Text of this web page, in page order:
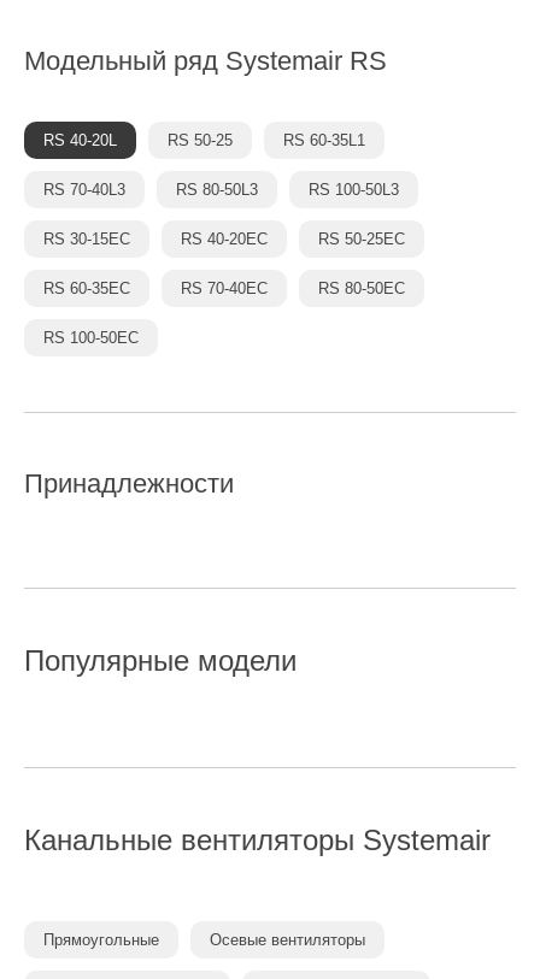
Модельный ряд Systemair RS
RS 40-20L RS 50-25 RS 60-35L1
RS 70-40L3 RS 80-50L3 RS 100-50L3
RS 30-15EC RS 40-20EC RS 50-25EC
RS 60-35EC RS 70-40EC RS 80-50EC
RS 100-50EC
Принадлежности
Популярные модели
Канальные вентиляторы Systemair
Прямоугольные Осевые вентиляторы